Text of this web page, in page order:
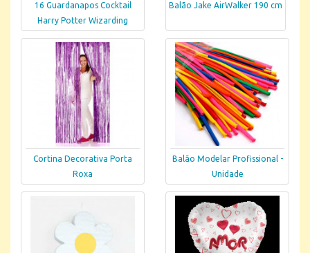
16 Guardanapos Cocktail
Harry Potter Wizarding
Balão Jake AirWalker 190 cm
Cortina Decorativa Porta
Roxa
Balão Modelar Profissional -
Unidade